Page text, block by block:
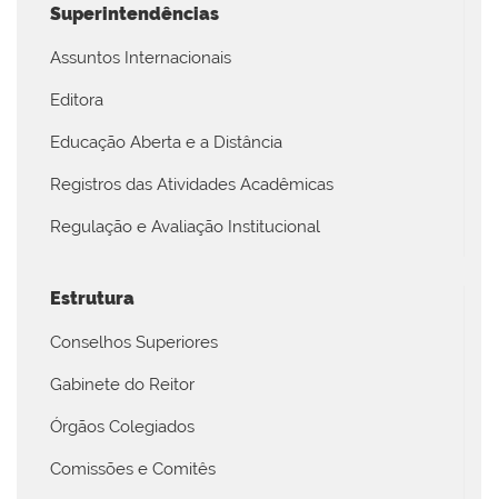
Superintendências
Assuntos Internacionais
Editora
Educação Aberta e a Distância
Registros das Atividades Acadêmicas
Regulação e Avaliação Institucional
Estrutura
Conselhos Superiores
Gabinete do Reitor
Órgãos Colegiados
Comissões e Comitês